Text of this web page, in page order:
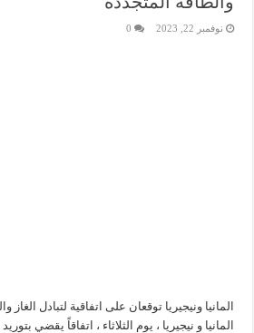
نوفمبر 22, 2023 0
المانيا ونيجيريا توقعان على اتفاقية لتبادل
المانيا و نيجيريا ، يوم الثلاثاء ، اتفاقاً يقضي